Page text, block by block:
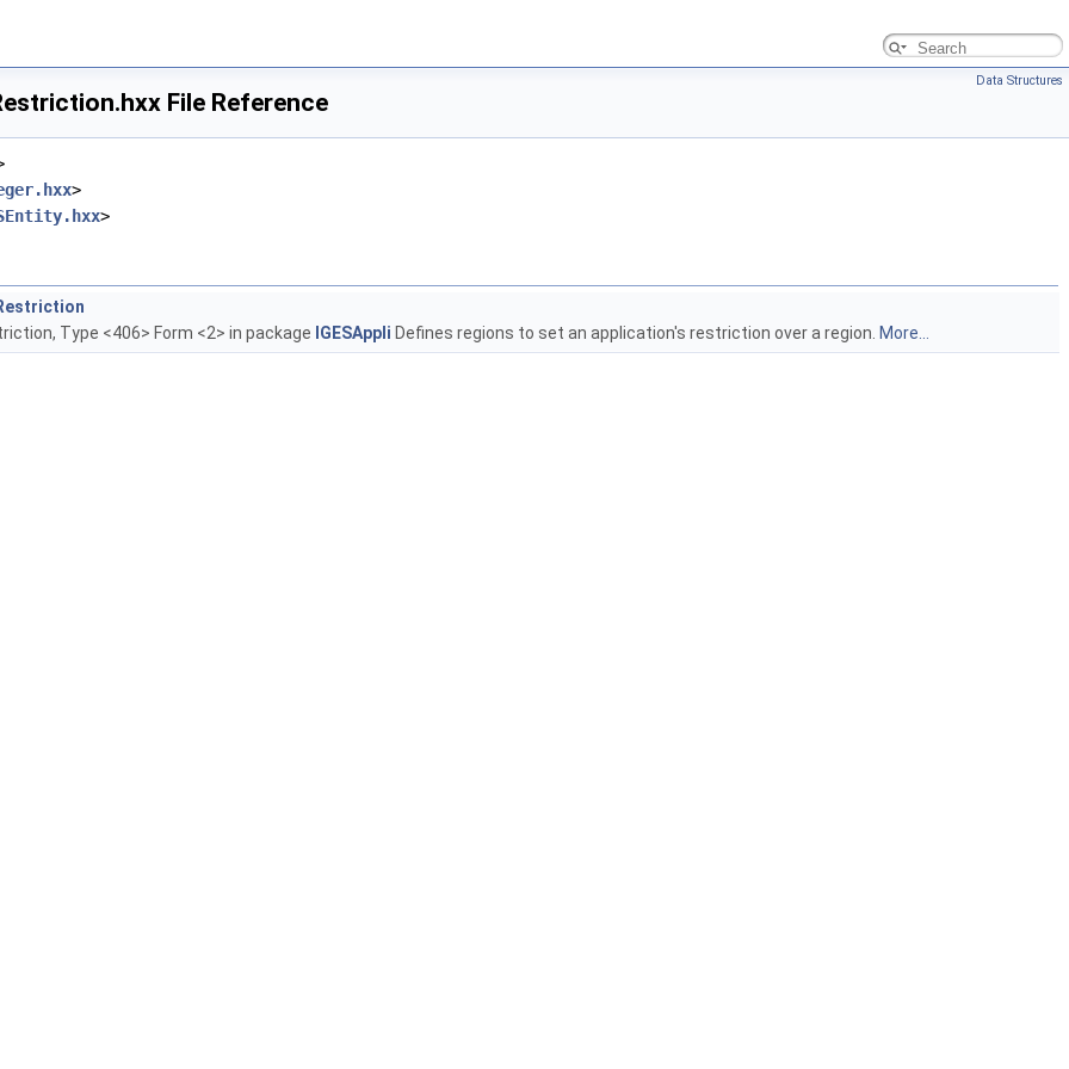
Data Structures
File Reference
>
>
Type <406> Form <2> in package IGESAppli Defines regions to set an application's restriction over a region. More...